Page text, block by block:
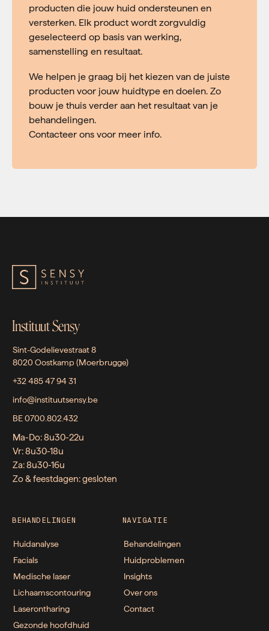
producten die jouw huid ondersteunen en
versterken. Elk product wordt zorgvuldig
geselecteerd op basis van werking,
samenstelling en resultaat.
We helpen je graag bij het kiezen van de juiste
producten voor jouw huidtype en doelen. Zo
bouw je thuis verder aan het resultaat van je
behandelingen.
Contacteer ons voor meer info.
Instituut Sensy
Sint-Godelievestraat 8
8020 Oostkamp (Moerbrugge)
+32 485 47 94 31
info@instituutsensy.be
BE 0700.802.432
Ma-Do: 8u30-22u
Vr: 8u30-18u
Za: 8u30-16u
Zo & feestdagen: gesloten
BEHANDELINGEN
Huidanalyse
Facials
Medische laser
Lichaamscontouring
Laserontharing
Gezonde hoofdhuid
NAVIGATIE
Behandelingen
Huidproblemen
Insights
Over ons
Contact